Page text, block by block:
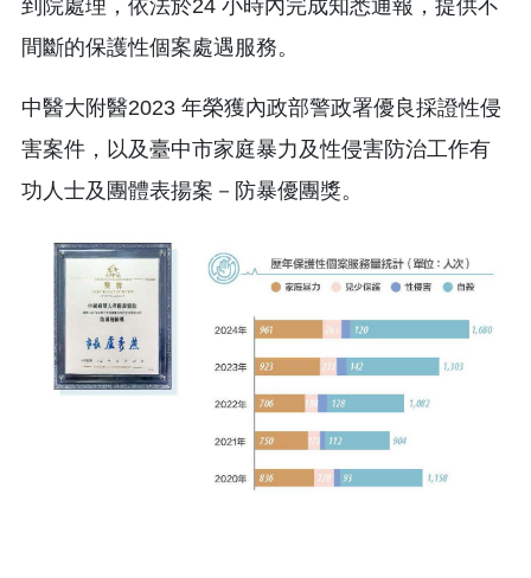
到院處理，依法於24 小時內完成知悉通報，提供不
間斷的保護性個案處遇服務。
中醫大附醫2023 年榮獲內政部警政署優良採證性侵
害案件，以及臺中市家庭暴力及性侵害防治工作有
功人士及團體表揚案－防暴優團獎。